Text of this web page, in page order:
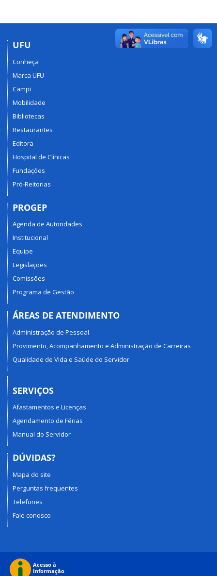
UFU
Conheça
Marca UFU
Campi
Mobilidade
Bibliotecas
Restaurantes
Editora
Hospital de Clínicas
Fundações
Pró-Reitorias
PROGEP
Agenda de Autoridades
Institucional
Equipe
Legislações
Comissões
Programa de Gestão
ÁREAS DE ATENDIMENTO
Administração de Pessoal
Provimento, Acompanhamento e Administração de Carreiras
Qualidade de Vida e Saúde do Servidor
SERVIÇOS
Afastamentos e Licenças
Agendamento de Férias
Manual do Servidor
DÚVIDAS?
Mapa do site
Perguntas frequentes
Telefones
Fale conosco